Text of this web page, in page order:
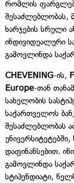
რომლის
შესაძლებლობას,
ხარჯების სრული
ინდივიდუალური
გამოვლინდა
CHEVENING-ის,
Europe-თან
სახელობის
საქართველოს
შესაძლებლობას
დაფინანსებით.
გამოვლინდა
სტიპენდიატი,